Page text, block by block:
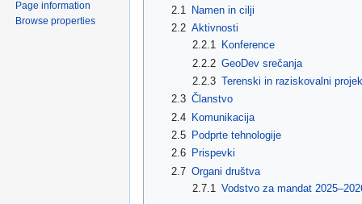
2.1
Namen in cilji
2.2 Aktivnosti
2.2.1 Konference
2.2.2 GeoDev srečanja
2.2.3 Terenski in raziskovalni
2.3 Članstvo
2.4 Komunikacija
2.5
Podprte tehnologije
2.6
Prispevki
2.7 Organi društva
2.7.1
Vodstvo za mandat
Page information
Browse properties